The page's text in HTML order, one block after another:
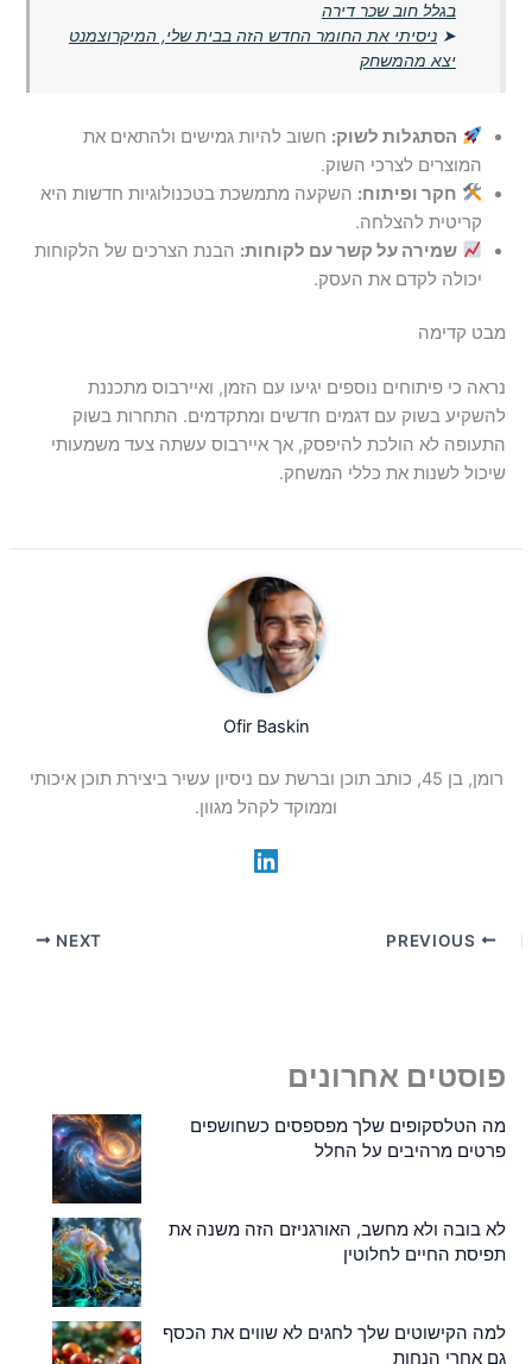
בגלל חוב שכר דירה
➤ניסיתי את החומר החדש הזה בבית שלי, המיקרוצמנט
יצא מהמשחק
הסתגלות לשוק: חשוב להיות גמישים ולהתאים את
המוצרים לצרכי השוק.
חקר ופיתוח: השקעה מתמשכת בטכנולוגיות חדשות היא
קריטית להצלחה.
שמירה על קשר עם לקוחות: הבנת הצרכים של הלקוחות
יכולה לקדם את העסק.
מבט קדימה
נראה כי פיתוחים נוספים יגיעו עם הזמן, ואיירבוס מתכננת
להשקיע בשוק עם דגמים חדשים ומתקדמים. התחרות בשוק
התעופה לא הולכת להיפסק, אך איירבוס עשתה צעד משמעותי
שיכול לשנות את כללי המשחק.
Ofir Baskin
רומן, בן 45, כותב תוכן וברשת עם ניסיון עשיר ביצירת תוכן איכותי
וממוקד לקהל מגוון.
NEXT
פוסטים אחרונים
מה הטלסקופים שלך מפספסים כשחושפים
פרטים מרהיבים על החלל
לא בובה ולא מחשב, האורגניזם הזה משנה את
תפיסת החיים לחלוטין
למה הקישוטים שלך לחגים לא שווים את הכסף
גם אחרי הנחות